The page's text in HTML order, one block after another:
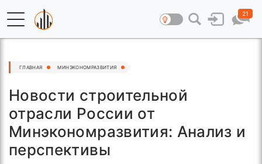
21
ГЛАВНАЯ МИНЭКОНОМРАЗВИТИЯ
Новости строительной
отрасли России от
Минэкономразвития: Анализ и
перспективы